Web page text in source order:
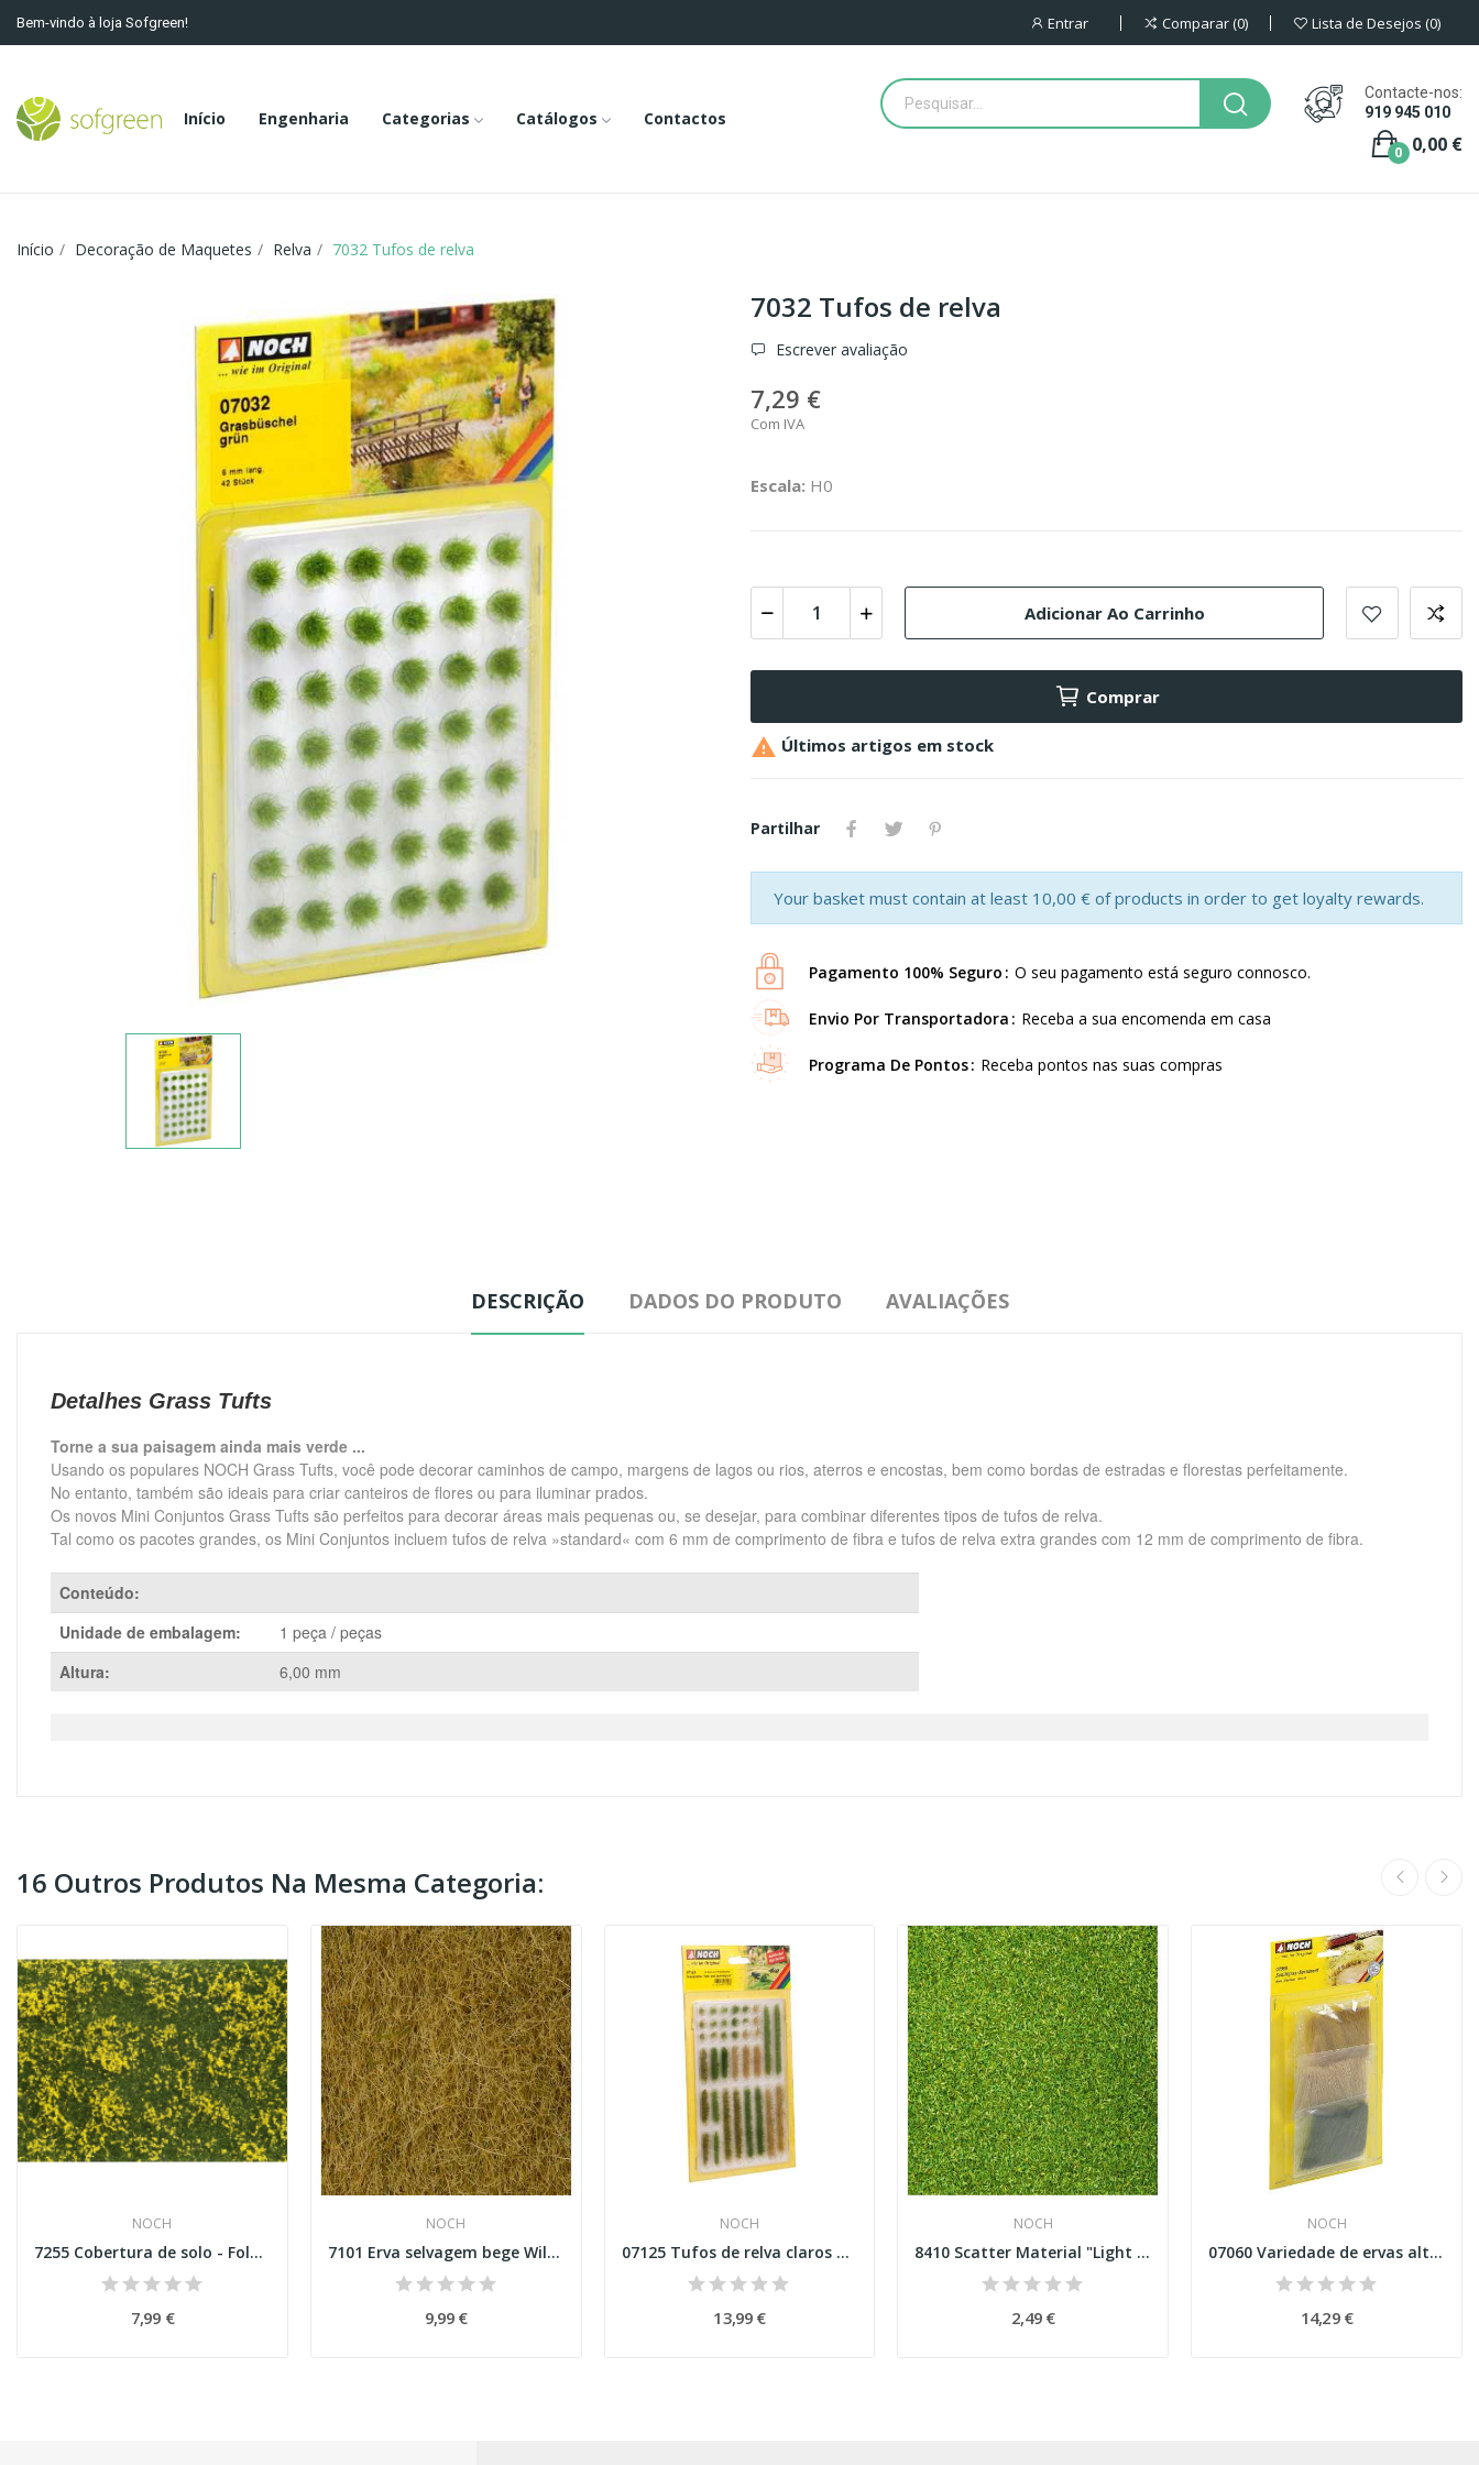
Bem-vindo à loja Sofgreen! Entrar Comparar 0 Lista de Desejos 0
Início Engenharia Categorias Catálogos Contactos
Contacte-nos:
919 945 010
0,00 €
0
Início Decoração de Maquetes Relva 7032 Tufos de relva
7032 Tufos de relva
Escrever avaliação
7,29 €
Com IVA
Escala: H0
Adicionar Ao Carrinho
Comprar
 Últimos artigos em stock
Partilhar
Your basket must contain at least 10,00 € of products in order to get loyalty rewards.
Pagamento 100% Seguro O seu pagamento está seguro connosco.
Envio Por Transportadora Receba a sua encomenda em casa
Programa De Pontos Receba pontos nas suas compras
DESCRIÇÃO DADOS DO PRODUTO AVALIAÇÕES
Detalhes Grass Tufts
Torne a sua paisagem ainda mais verde ...
Usando os populares NOCH Grass Tufts, você pode decorar caminhos de campo, margens de lagos ou rios, aterros e encostas, bem como bordas de estradas e florestas perfeitamente.
No entanto, também são ideais para criar canteiros de flores ou para iluminar prados.
Os novos Mini Conjuntos Grass Tufts são perfeitos para decorar áreas mais pequenas ou, se desejar, para combinar diferentes tipos de tufos de relva.
Tal como os pacotes grandes, os Mini Conjuntos incluem tufos de relva »standard« com 6 mm de comprimento de fibra e tufos de relva extra grandes com 12 mm de comprimento de fibra.
Conteúdo:
Unidade de embalagem:
1 peça / peças
Altura:
6,00 mm
16 Outros Produtos Na Mesma Categoria:
NOCH
7255 Cobertura de solo - Folhagem de prado...
7,99 €
NOCH
7101 Erva selvagem bege Wild Grass beige
9,99 €
NOCH
07125 Tufos de relva claros e escuros
13,99 €
NOCH
8410 Scatter Material "Light Green"
2,49 €
NOCH
07060 Variedade de ervas altas
14,29 €